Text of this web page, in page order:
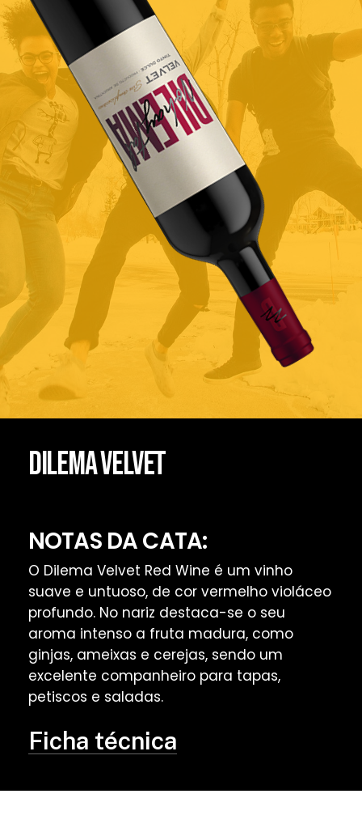
DILEMA VELVET
NOTAS DA CATA:
O Dilema Velvet Red Wine é um vinho
suave e untuoso, de cor vermelho violáceo
profundo. No nariz destaca-se o seu
aroma intenso a fruta madura, como
ginjas, ameixas e cerejas, sendo um
excelente companheiro para tapas,
petiscos e saladas.
Ficha técnica